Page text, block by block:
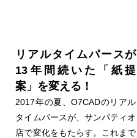
リアルタイムパースが
13年間続いた「紙提
案」を変える！
2017年の夏、O7CADのリアル
タイムパースが、サンパティオ
店で変化をもたらす。これまで